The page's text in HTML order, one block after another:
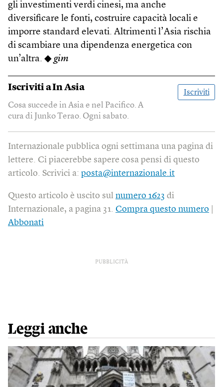
gli investimenti verdi cinesi, ma anche
diversificare le fonti, costruire capacità locali e
imporre standard elevati. Altrimenti l’Asia rischia
di scambiare una dipendenza energetica con
un’altra. ◆ gim
Iscriviti aIn Asia
Iscriviti
Cosa succede in Asia e nel Pacifico. A
cura di Junko Terao. Ogni sabato.
Internazionale pubblica ogni settimana una pagina di
lettere. Ci piacerebbe sapere cosa pensi di questo
articolo. Scrivici a: posta@internazionale.it
Questo articolo è uscito sul numero 1623 di
Internazionale, a pagina 31. Compra questo numero
Abbonati
PUBBLICITÀ
Leggi anche